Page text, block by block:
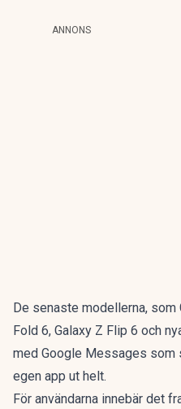
ANNONS
De senaste modellerna, som
Fold 6, Galaxy Z Flip 6 och
med Google Messages som
egen app ut helt.
För användarna innebär det